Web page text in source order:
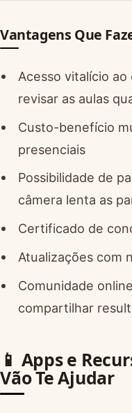
Vantagens Que
Acesso vitalício
revisar as aulas
Custo-benefício
presenciais
Possibilidade de
câmera lenta as
Certificado de
Atualizações com
Comunidade
compartilhar
📱 Apps e
Vão Te Ajudar